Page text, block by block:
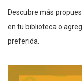
Descubre más
en tu biblioteca o
preferida.